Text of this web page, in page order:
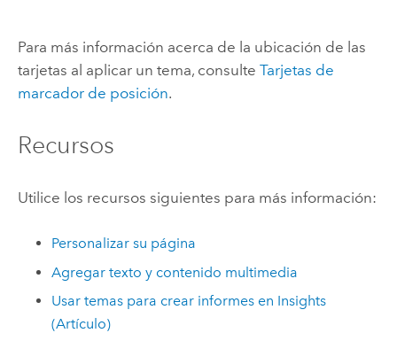
Para más información acerca de la ubicación de las
tarjetas al aplicar un tema, consulte Tarjetas de
marcador de posición.
Recursos
Utilice los recursos siguientes para más información:
Personalizar su página
Agregar texto y contenido multimedia
Usar temas para crear informes en Insights
(Artículo)